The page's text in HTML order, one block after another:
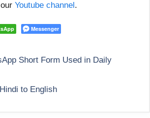
Youtube channel.
Messenger
Short Form Used in Daily
to English